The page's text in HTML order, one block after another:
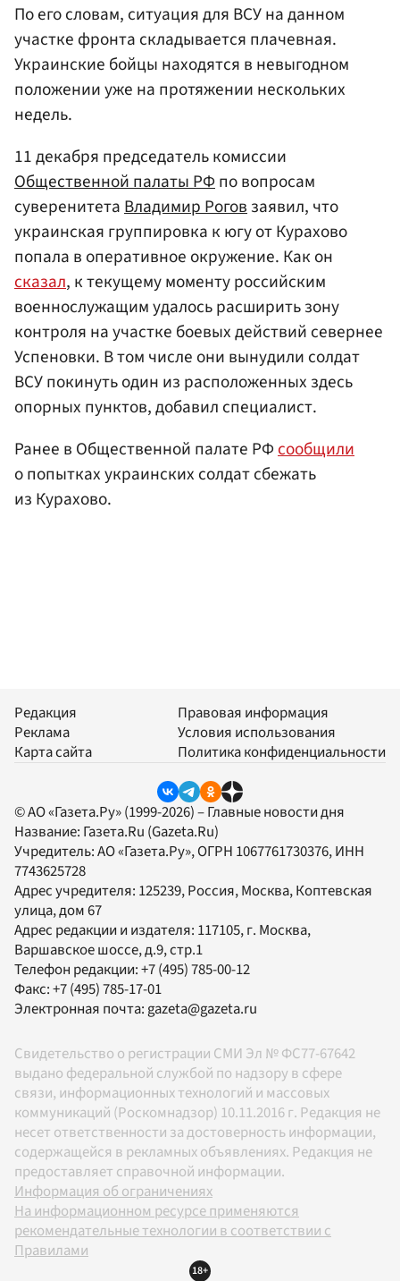
По его словам, ситуация для ВСУ на данном
участке фронта складывается плачевная.
Украинские бойцы находятся в невыгодном
положении уже на протяжении нескольких
недель.
11 декабря председатель комиссии
Общественной палаты РФпо вопросам
суверенитетаВладимир Роговзаявил, что
украинская группировка к югу от Курахово
попала в оперативное окружение. Как он
сказал, к текущему моменту российским
военнослужащим удалось расширить зону
контроля на участке боевых действий севернее
Успеновки. В том числе они вынудили солдат
ВСУ покинуть один из расположенных здесь
опорных пунктов, добавил специалист.
Ранее в Общественной палате РФсообщили
о попытках украинских солдат сбежать
из Курахово.
Редакция
Реклама
Карта сайта
Правовая информация
Условия использования
Политика конфиденциальности
© АО «Газета.Ру» (1999-2026) – Главные новости дня
Название: Газета.Ru (Gazeta.Ru)
Учредитель:АО «Газета.Ру», ОГРН 1067761730376, ИНН
7743625728
Адрес учредителя: 125239, Россия, Москва, Коптевская
улица, дом 67
Адрес редакции и издателя: 117105, г. Москва,
Варшавское шоссе, д.9, стр.1
Телефон редакции:+7 (495) 785-00-12
Факс:+7 (495) 785-17-01
Электронная почта: gazeta@gazeta.ru
Свидетельство о регистрации СМИ Эл № ФС77-67642
выдано федеральной службой по надзору в сфере
связи, информационных технологий и массовых
коммуникаций (Роскомнадзор) 10.11.2016 г. Редакция не
несет ответственности за достоверность информации,
содержащейся в рекламных объявлениях. Редакция не
предоставляет справочной информации.
Информация об ограничениях
На информационном ресурсе применяются
рекомендательные технологии в соответствии с
Правилами
18+